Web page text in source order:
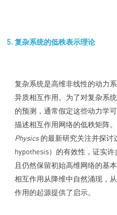
复杂系统的低秩表示理论
复杂系统是高维非线性的动力
异质相互作用。为了对复杂系
的预测，通常假定这些动力学
描述相互作用网络的低秩矩阵
Physics的最新研究关注并探讨
hypothesis）的有效性，证实
且仍然保留初始高维网络的基
相互作用从降维中自然涌现，
作用的起源提供了启示。